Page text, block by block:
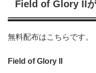
Field of Glory II
無料配布はこちらです。
Field of Glory II